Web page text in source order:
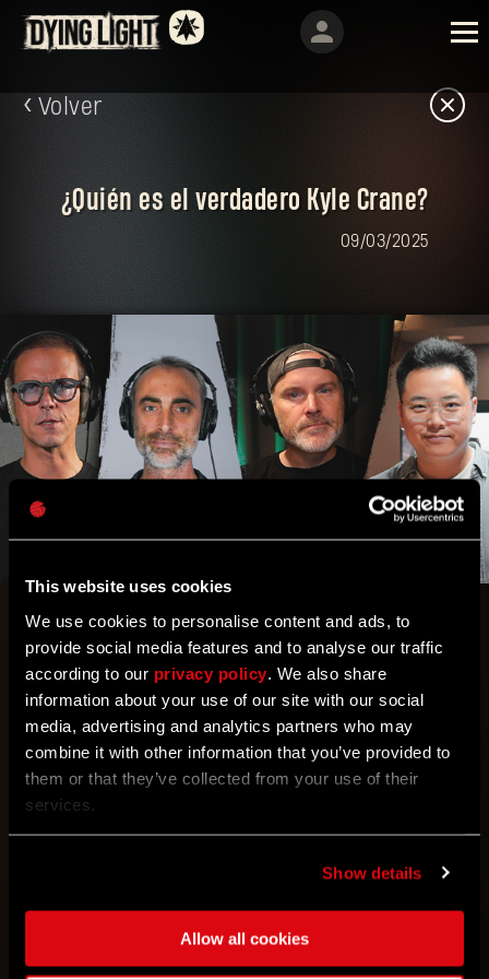
This website uses cookies
We use cookies to personalise content and ads, to
provide social media features and to analyse our traffic
according to our privacy policy . We also share
information about your use of our site with our social
media, advertising and analytics partners who may
combine it with other information that you’ve provided to
them or that they’ve collected from your use of their
services.
Show details
Allow all cookies
Volver
¿Quién es el verdadero Kyle Crane?
09/03/2025
Todos dicen ser Kyle Crane,
pero no pueden estar todos diciendo la verdad,
¿cierto? Si bien no se ponen de acuerdo en quién es
realmente Kyle, hay algo en lo que sí coinciden…
Conoce a los actores detrás de la voz del héroe más
icónico de Harran en Dying Light: The Beast.
Queríamos asegurarnos de que la mayor cantidad
de gente posible pudiera escuchar a Kyle en su
podrás disfrutarlas cuando desates a la bestia en
Dying Light: The Beast.